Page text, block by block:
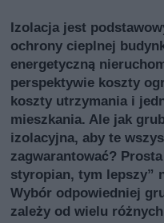
Izolacja jest
ochrony cieplnej
energetyczną
perspektywie koszty
koszty utrzymania i
mieszkania. Ale jak
izolacyjna, aby te
zagwarantować?
styropian, tym lepszy”
Wybór odpowiedniej
zależy od wielu